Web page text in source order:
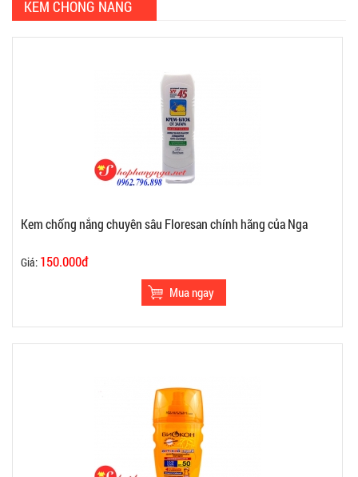
KEM CHỐNG NẮNG
Kem chống nắng chuyên sâu Floresan chính hãng của Nga
Giá: 150.000đ